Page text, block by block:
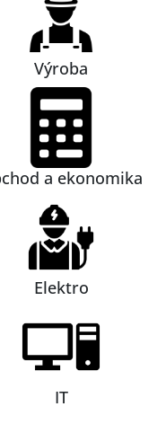
Výroba
a ekonomika
Elektro
IT